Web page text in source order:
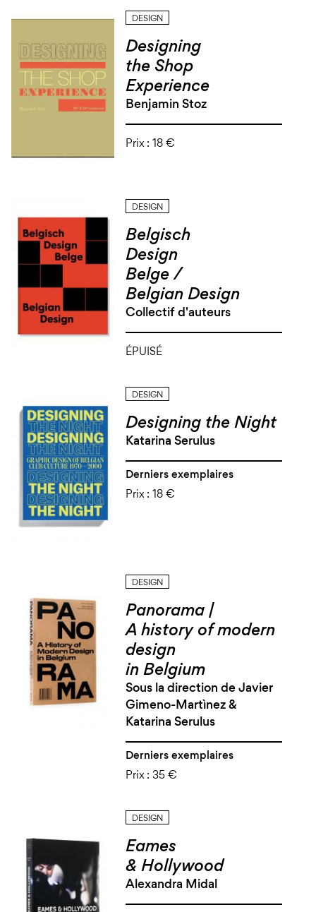
DESIGN
Designing
the Shop
Experience
Benjamin Stoz
Prix : 18 €
DESIGN
Belgisch
Design
Belge /
Belgian Design
Collectif d'auteurs
ÉPUISÉ
DESIGN
Designing the Night
Katarina Serulus
Derniers exemplaires
Prix : 18 €
DESIGN
Panorama |
A history of modern
design
in Belgium
Sous la direction de Javier
Gimeno-Martìnez &
Katarina Serulus
Derniers exemplaires
Prix : 35 €
DESIGN
Eames
& Hollywood
Alexandra Midal